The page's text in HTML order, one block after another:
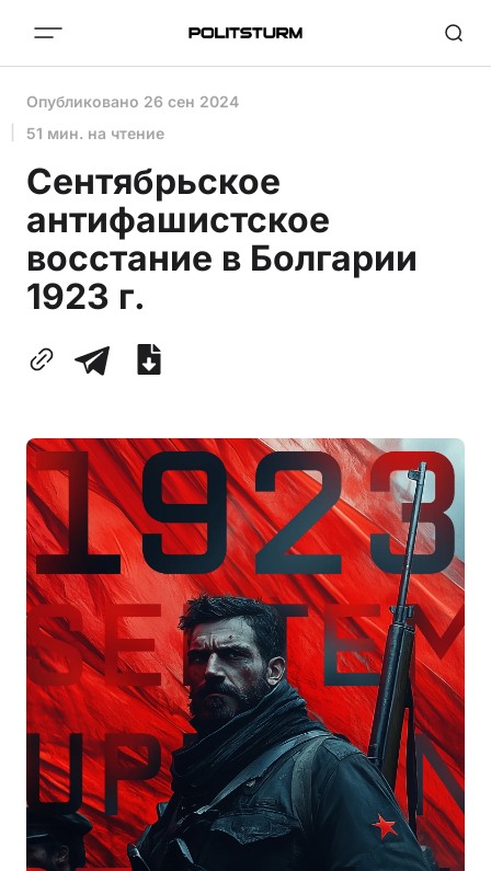
Опубликовано 26 сен 2024
51 мин. на чтение
Сентябрьское
антифашистское
восстание в Болгарии
1923 г.